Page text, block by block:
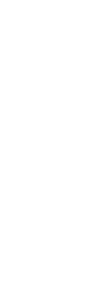
si